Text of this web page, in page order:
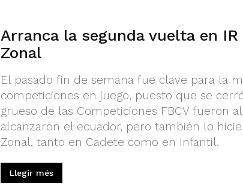
Arranca la segunda vuelta en
Zonal
El pasado fin de semana fue clave para la
competiciones en juego, puesto que se
grueso de las Competiciones FBCV fueron
alcanzaron el ecuador, pero también lo
Zonal, tanto en Cadete como en Infantil.
Llegir més